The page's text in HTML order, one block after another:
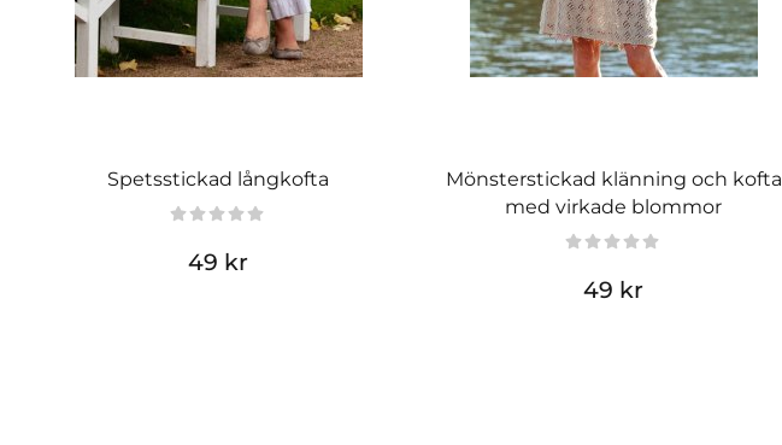
Spetsstickad långkofta
49 kr
Mönsterstickad klänning och kofta
med virkade blommor
49 kr